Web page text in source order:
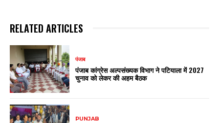
RELATED ARTICLES
पंजाब
पंजाब कांग्रेस अल्पसंख्यक विभाग ने पटियाला में 2027
चुनाव को लेकर की अहम बैठक
PUNJAB